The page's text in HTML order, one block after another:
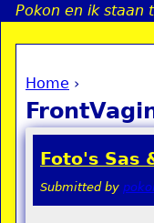
Pokon en ik staan
You are here
Home ›
Foto's Sas
Submitted by